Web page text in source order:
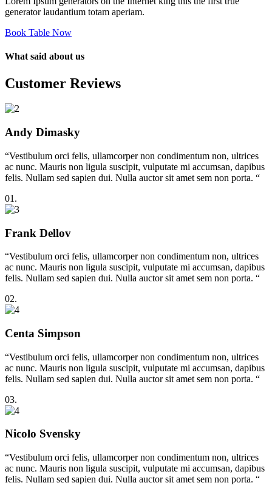
generator laudantium totam aperiam.
Book Table Now
What said about us
Customer Reviews
Andy Dimasky
“Vestibulum orci felis, ullamcorper non condimentum non, ultrices
ac nunc. Mauris non ligula suscipit, vulputate mi accumsan, dapibus
felis. Nullam sed sapien dui. Nulla auctor sit amet sem non porta. “
01.
Frank Dellov
“Vestibulum orci felis, ullamcorper non condimentum non, ultrices
ac nunc. Mauris non ligula suscipit, vulputate mi accumsan, dapibus
felis. Nullam sed sapien dui. Nulla auctor sit amet sem non porta. “
02.
Centa Simpson
“Vestibulum orci felis, ullamcorper non condimentum non, ultrices
ac nunc. Mauris non ligula suscipit, vulputate mi accumsan, dapibus
felis. Nullam sed sapien dui. Nulla auctor sit amet sem non porta. “
03.
Nicolo Svensky
“Vestibulum orci felis, ullamcorper non condimentum non, ultrices
ac nunc. Mauris non ligula suscipit, vulputate mi accumsan, dapibus
felis. Nullam sed sapien dui. Nulla auctor sit amet sem non porta. “